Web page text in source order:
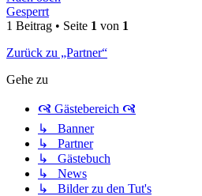
Gesperrt
1 Beitrag • Seite 1 von 1
Zurück zu „Partner“
Gehe zu
🙧 Gästebereich 🙧
↳ Banner
↳ Partner
↳ Gästebuch
↳ News
↳ Bilder zu den Tut's